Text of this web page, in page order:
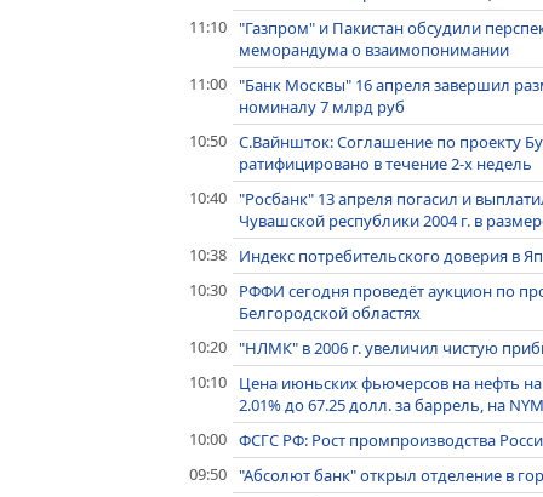
11:10 "Газпром" и Пакистан обсудили
меморандума о взаимопонимании
11:00 "Банк Москвы" 16 апреля завершил
номиналу 7 млрд руб
10:50 С.Вайншток: Соглашение по проекту
ратифицировано в течение 2-х недель
10:40 "Росбанк" 13 апреля погасил и
Чувашской республики 2004 г. в
10:38
Индекс потребительского доверия в
10:30
РФФИ сегодня проведёт аукцион по
Белгородской областях
10:20 "НЛМК" в 2006 г. увеличил чистую
10:10
Цена июньских фьючерсов на нефть на
2.01% до 67.25 долл. за баррель, на
10:00 ФСГС РФ: Рост промпроизводства
09:50 "Абсолют банк" открыл отделение в